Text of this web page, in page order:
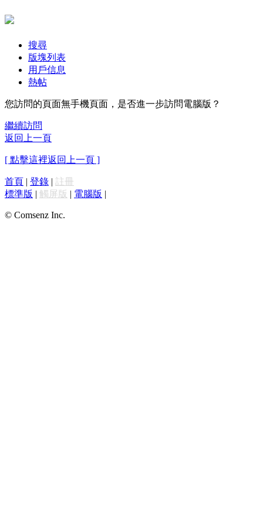
搜尋
版塊列表
用戶信息
熱帖
您訪問的頁面無手機頁面，是否進一步訪問電腦版？
繼續訪問
返回上一頁
[ 點擊這裡返回上一頁 ]
首頁 | 登錄 | 註冊
標準版 | 觸屏版 | 電腦版 |
© Comsenz Inc.